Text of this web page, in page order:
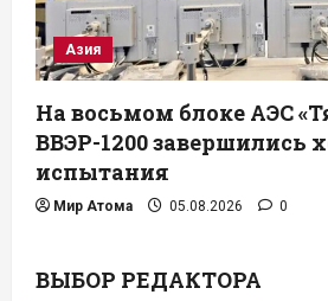
Азия
На восьмом блоке АЭС
ВВЭР-1200 завершились
испытания
Мир Атома 05.08.2026 0
ВЫБОР РЕДАКТОРА